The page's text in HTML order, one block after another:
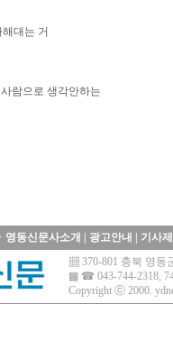
대는 거
람으로 생각안하는
영동신문사소개 광고안내 기사
▦ 370-801 충북 영동
▩ ☎ 043-744-2318,
Copyright ⓒ 2000.